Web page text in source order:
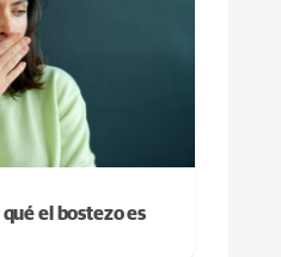
el bostezo es